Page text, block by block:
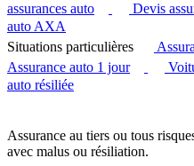
assurances auto
Devis
auto AXA
Situations particulières
Assurance auto 1 jour
auto résiliée
Assurance au tiers ou tous
avec malus ou résiliation.